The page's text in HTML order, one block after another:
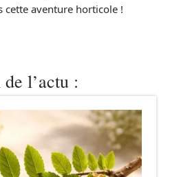
cette aventure horticole !
l’actu :